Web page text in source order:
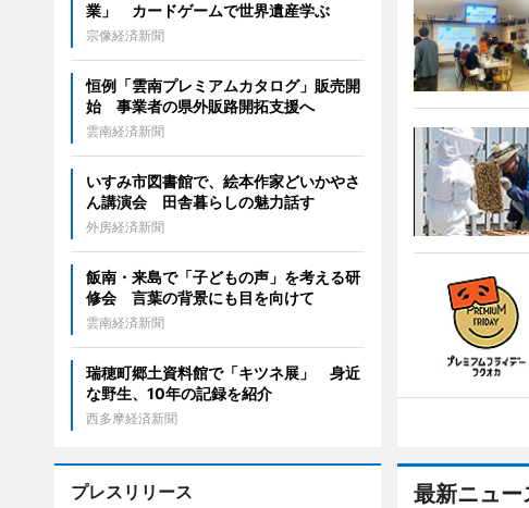
最新ニュー
業」 カードゲームで世界遺産学ぶ
宗像経済新聞
恒例「雲南プレミアムカタログ」販売開
始 事業者の県外販路開拓支援へ
雲南経済新聞
いすみ市図書館で、絵本作家どいかやさ
ん講演会 田舎暮らしの魅力話す
外房経済新聞
飯南・来島で「子どもの声」を考える研
修会 言葉の背景にも目を向けて
雲南経済新聞
瑞穂町郷土資料館で「キツネ展」 身近
な野生、10年の記録を紹介
西多摩経済新聞
プレスリリース